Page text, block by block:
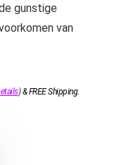
gunstige
van
)&FREE Shipping.